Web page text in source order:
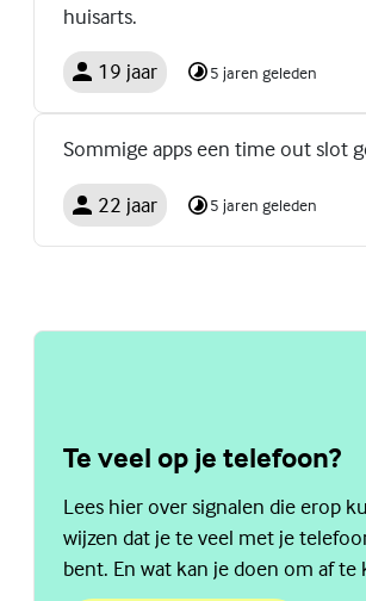
huisarts.
19 jaar 5 jaren geleden
Sommige apps een time out slot
22 jaar 5 jaren geleden
Te veel op je telefoon?
Lees hier over signalen die erop
wijzen dat je te veel met je
bent. En wat kan je doen om af te